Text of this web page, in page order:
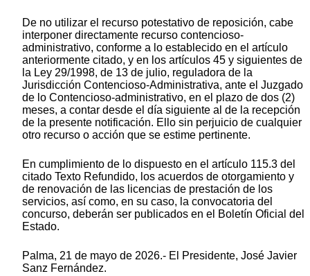
De no utilizar el recurso potestativo de reposición, cabe
interponer directamente recurso contencioso-
administrativo, conforme a lo establecido en el artículo
anteriormente citado, y en los artículos 45 y siguientes de
la Ley 29/1998, de 13 de julio, reguladora de la
Jurisdicción Contencioso-Administrativa, ante el Juzgado
de lo Contencioso-administrativo, en el plazo de dos (2)
meses, a contar desde el día siguiente al de la recepción
de la presente notificación. Ello sin perjuicio de cualquier
otro recurso o acción que se estime pertinente.
En cumplimiento de lo dispuesto en el artículo 115.3 del
citado Texto Refundido, los acuerdos de otorgamiento y
de renovación de las licencias de prestación de los
servicios, así como, en su caso, la convocatoria del
concurso, deberán ser publicados en el Boletín Oficial del
Estado.
Palma, 21 de mayo de 2026.- El Presidente, José Javier
Sanz Fernández.